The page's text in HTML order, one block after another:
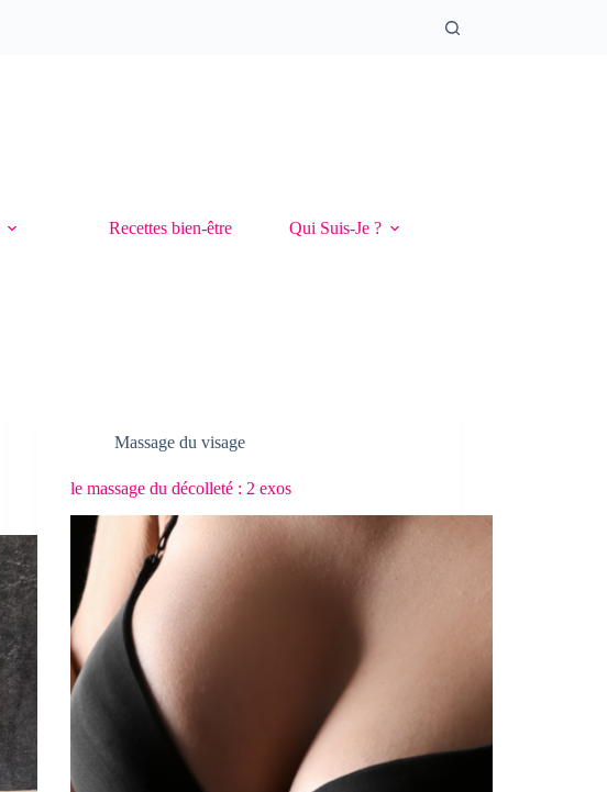
Recettes bien-être Qui Suis-Je ?
Massage du visage
le massage du décolleté : 2 exos